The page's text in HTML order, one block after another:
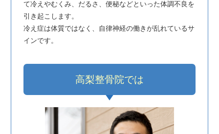
て冷えやむくみ、だるさ、便秘などといった体調不良を
引き起こします。
冷え症は体質ではなく、自律神経の働きが乱れているサ
インです。
高梨整骨院では